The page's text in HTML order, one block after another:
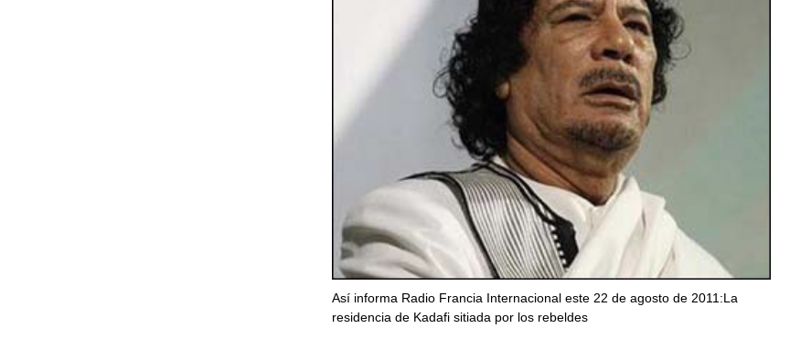
Así informa Radio Francia Internacional este 22 de agosto de 2011:La
residencia de Kadafi sitiada por los rebeldes